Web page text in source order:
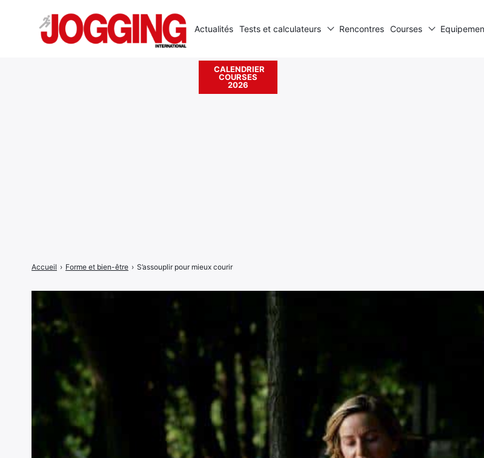
Accueil › Forme et bien-être › S’assouplir pour mieux courir
Actualités Tests et calculateurs Rencontres Courses
CALENDRIER
COURSES
2026
Rechercher